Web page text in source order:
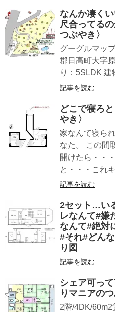
なんか凄く
尺合ってる
つぶやき〉
グーグルマッ
郡日高町大字
り：5SLDK 建
記事を読む
どこで寝ろ
やき〉
家なんて寝ら
なた。 この間
開けたら・・
と・・・これ
記事を読む
2セット…い
レなんて#嫌
なんて#絶対
#それ#どん
り図
記事を読む
シェア可っ
りマニアのつ
2階/4DK/